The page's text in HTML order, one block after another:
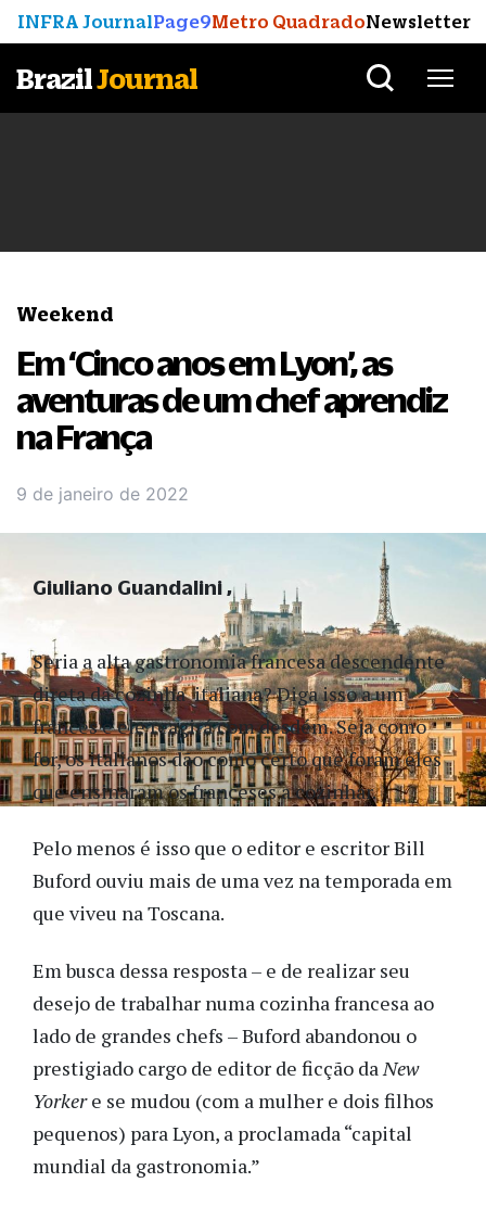
INFRA JournalPage9Metro QuadradoNewsletter
BrazilJournal
Weekend
Em ‘Cinco anos em Lyon’, as
aventuras de um chef aprendiz
na França
9 de janeiro de 2022
Seria a alta gastronomia francesa descendente
direta da cozinha italiana? Diga isso a um
francês e ele reagirá com desdém. Seja como
for, os italianos dão como certo que foram eles
que ensinaram os franceses a cozinhar.
Pelo menos é isso que o editor e escritor Bill
Buford ouviu mais de uma vez na temporada em
que viveu na Toscana.
Em busca dessa resposta – e de realizar seu
desejo de trabalhar numa cozinha francesa ao
lado de grandes chefs – Buford abandonou o
prestigiado cargo de editor de ficção daNew
Yorkere se mudou (com a mulher e dois filhos
pequenos) para Lyon, a proclamada “capital
mundial da gastronomia.”
Giuliano Guandalini